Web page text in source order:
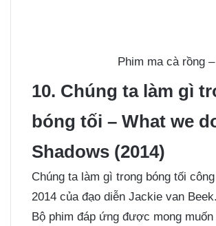
Phim ma cà rồng
10. Chúng ta làm gì
bóng tối – What we
Shadows (2014)
Chúng ta làm gì trong bóng tối
2014 của đạo diễn Jackie van Beek.
Bộ phim đáp ứng được mong muốn